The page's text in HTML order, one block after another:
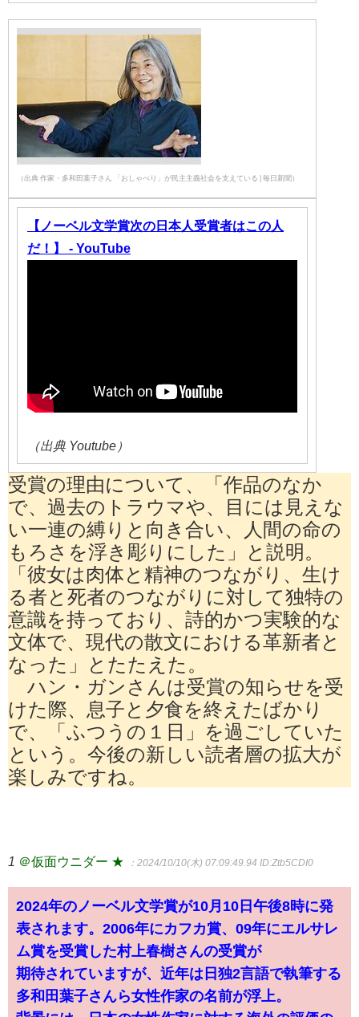
（出典 作家・多和田葉子さん 「おしゃべり」が民主主義社会を支えている | 毎日新聞）
【ノーベル文学賞次の日本人受賞者はこの人
だ！】 - YouTube
（出典 Youtube）
受賞の理由について、「作品のなか
で、過去のトラウマや、目には見えな
い一連の縛りと向き合い、人間の命の
もろさを浮き彫りにした」と説明。
「彼女は肉体と精神のつながり、生け
る者と死者のつながりに対して独特の
意識を持っており、詩的かつ実験的な
文体で、現代の散文における革新者と
なった」とたたえた。
ハン・ガンさんは受賞の知らせを受
けた際、息子と夕食を終えたばかり
で、「ふつうの１日」を過ごしていた
という。 今後の新しい読者層の拡大が
楽しみですね。
1 ＠仮面ウニダー ★ ：2024/10/10(木) 07:09:49.94 ID:Ztb5CDI0
2024年のノーベル文学賞が10月10日午後8時に発
表されます。2006年にカフカ賞、09年にエルサレ
ム賞を受賞した村上春樹さんの受賞が
期待されていますが、近年は日独2言語で執筆する
多和田葉子さんら女性作家の名前が浮上。